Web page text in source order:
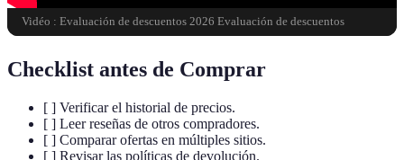
Vidéo : Evaluación de descuentos 2026 Evaluación de descuentos
Checklist antes de Comprar
[ ] Verificar el historial de precios.
[ ] Leer reseñas de otros compradores.
[ ] Comparar ofertas en múltiples sitios.
[ ] Revisar las políticas de devolución.